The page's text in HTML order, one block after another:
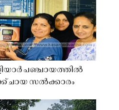
പഞ്ചായത്തിൽ
ചായ സൽക്കാരം